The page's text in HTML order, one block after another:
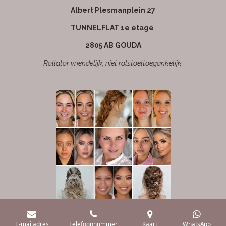
Albert Plesmanplein 27
TUNNELFLAT 1e etage
2805 AB GOUDA
Rollator vriendelijk, niet rolstoeltoegankelijk.
E-mailadres Telefoonnummer Kaart WhatsApp